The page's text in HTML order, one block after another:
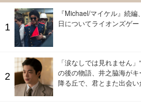
『Michael/マイケル』続
日についてライオンズゲー
「涙なしでは見れません
の後の物語、井之脇海が
降る丘で、君とまた出会い